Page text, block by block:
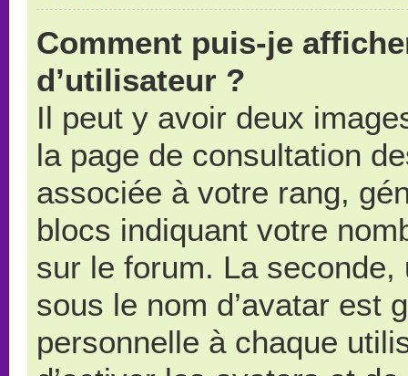
Comment puis-je
d’utilisateur ?
Il peut y avoir deux
la page de consultation
associée à votre rang,
blocs indiquant votre
sur le forum. La
sous le nom d’avatar est
personnelle à chaque